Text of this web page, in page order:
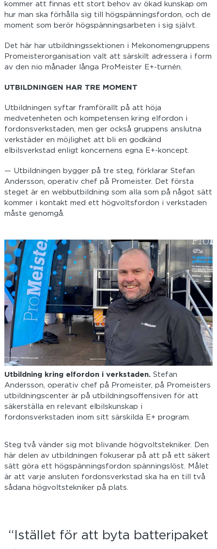
kommer att finnas ett stort behov av ökad kunskap om
hur man ska förhålla sig till högspänningsfordon, och de
moment som berör högspänningsarbeten i sig självt.
Det här har utbildningssektionen i Mekonomengruppens
Promeisterorganisation valt att särskilt adressera i form
av den nio månader långa ProMeister E+-turnén.
UTBILDNINGEN HAR TRE MOMENT
Utbildningen syftar framförallt på att höja
medvetenheten och kompetensen kring elfordon i
fordonsverkstaden, men ger också gruppens anslutna
verkstäder en möjlighet att bli en godkänd
elbilsverkstad enligt koncernens egna E+-koncept.
— Utbildningen bygger på tre steg, förklarar Stefan
Andersson, operativ chef på Promeister. Det första
steget är en webbutbildning som alla som på något sätt
kommer i kontakt med ett högvoltsfordon i verkstaden
måste genomgå.
Utbildning kring elfordon i verkstaden.Stefan
Andersson, operativ chef på Promeister, på Promeisters
utbildningscenter är på utbildningsoffensiven för att
säkerställa en relevant elbilskunskap i
fordonsverkstaden inom sitt särskilda E+ program.
Steg två vänder sig mot blivande högvoltstekniker. Den
här delen av utbildningen fokuserar på att på ett säkert
sätt göra ett högspänningsfordon spänningslöst. Målet
är att varje ansluten fordonsverkstad ska ha en till två
sådana högvoltstekniker på plats.
“Istället för att byta batteripaket